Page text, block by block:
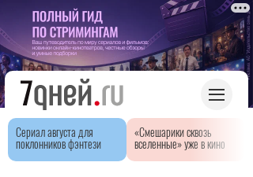
Сериал августа для
поклонников фэнтези
«Смешарики сквозь
вселенные» уже в кино